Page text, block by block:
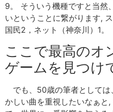
9。 そういう機種ですと当然
いということに繋がります,
国民2，ネット（神奈川）1。
ここで最高のオ
ゲームを見つけ
でも、50歳の筆者としては
かしい曲を重視したいなぁ